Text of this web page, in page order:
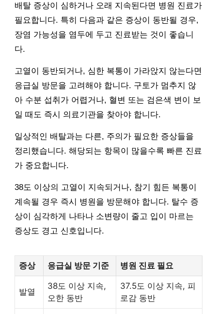
배탈 증상이 심하거나 오래 지속된다면 병원 진료가
필요합니다. 특히 다음과 같은 증상이 동반될 경우,
장염 가능성을 염두에 두고 진료받는 것이 좋습니
다.
고열이 동반되거나, 심한 복통이 가라앉지 않는다면
응급실 방문을 고려해야 합니다. 구토가 멈추지 않
아 수분 섭취가 어렵거나, 혈변 또는 검은색 변이 보
일 때도 즉시 의료기관을 찾아야 합니다.
일상적인 배탈과는 다른, 주의가 필요한 증상들을
정리했습니다. 해당되는 항목이 많을수록 빠른 진료
가 중요합니다.
38도 이상의 고열이 지속되거나, 참기 힘든 복통이
계속될 경우 즉시 병원을 방문해야 합니다. 탈수 증
상이 심각하게 나타나 소변량이 줄고 입이 마르는
증상도 경고 신호입니다.
증상 응급실 방문 기준 병원 진료 필요
발열
38도 이상 지속,
오한 동반
37.5도 이상 지속, 피
로감 동반